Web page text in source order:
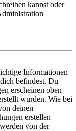
kannst oder
Informationen
befindest. Du
erscheinen oben
wurden. Wie bei
deinen
erstellen
von der